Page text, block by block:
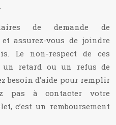
de demande de
assurez-vous de joindre
Le non-respect de ces
un retard ou un refus de
besoin d’aide pour remplir
pas à contacter votre
c’est un remboursement